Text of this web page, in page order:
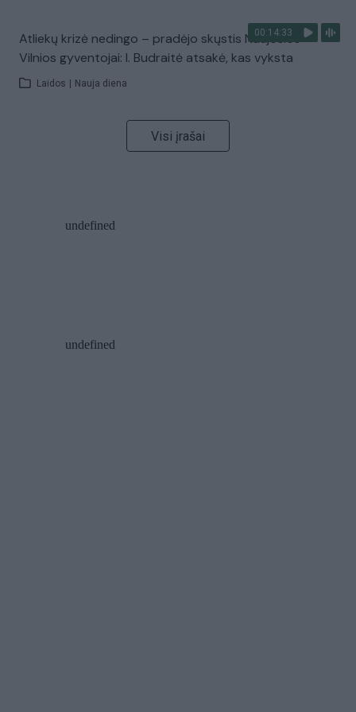
00:14:33
Atliekų krizė nedingo – pradėjo skųstis Naujosios
Vilnios gyventojai: I. Budraitė atsakė, kas vyksta
Laidos Nauja diena
Visi įrašai